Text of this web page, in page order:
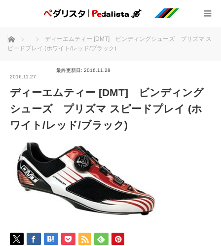
ホーム
ディーエムティー [DMT] ビンディングシューズ プリズマ ス
ピードプレイ (ホワイト/レッド/ブラック)
2016.11.27
最終更新日: 2016.11.28
ディーエムティー [DMT] ビンディング
シューズ プリズマ スピードプレイ (ホ
ワイト/レッド/ブラック)